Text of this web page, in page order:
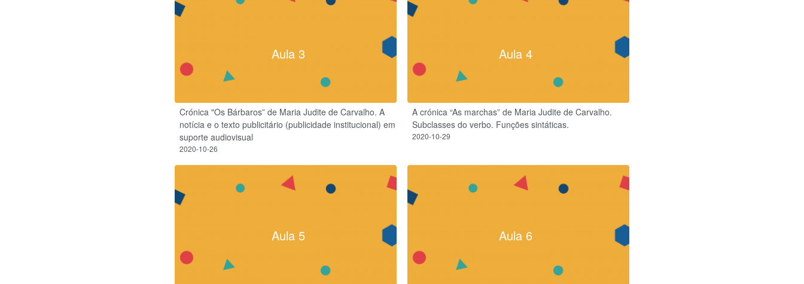
Aula 3
Crónica "Os Bárbaros” de Maria Judite de Carvalho. A
notícia e o texto publicitário (publicidade institucional) em
suporte audiovisual
2020-10-26
Aula 4
A crónica “As marchas” de Maria Judite de Carvalho.
Subclasses do verbo. Funções sintáticas.
2020-10-29
Aula 5 Aula 6